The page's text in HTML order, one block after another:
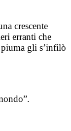
crescente
erranti che
gli s’infilò